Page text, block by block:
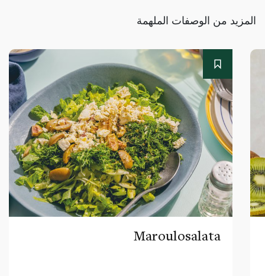
المزيد من الوصفات الملهمة
Maroulosalata